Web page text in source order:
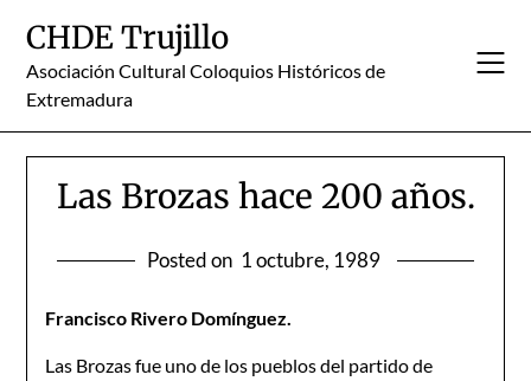
content
CHDE Trujillo
Asociación Cultural Coloquios Históricos de
Extremadura
Las Brozas hace 200 años.
Posted on 1 octubre, 1989
Francisco Rivero Domínguez.
Las Brozas fue uno de los pueblos del partido de